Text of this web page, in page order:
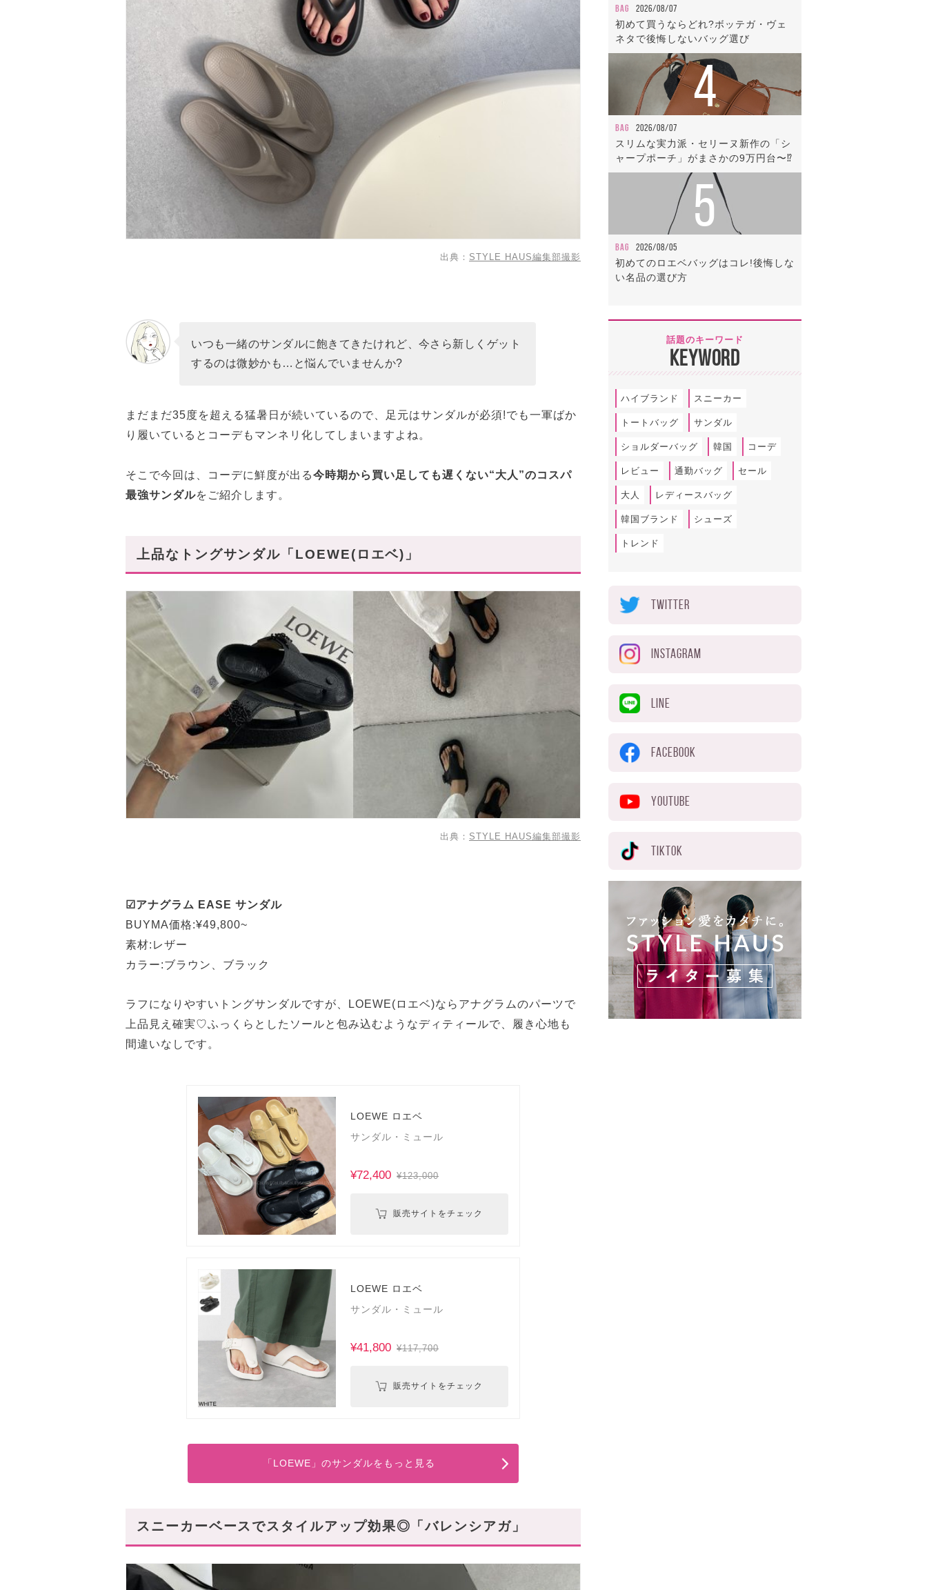
出典： STYLE HAUS編集部撮影
いつも一緒のサンダルに飽きてきたけれど、今さら新しくゲット
するのは微妙かも…と悩んでいませんか?
まだまだ35度を超える猛暑日が続いているので、足元はサンダルが必須!でも一軍ばか
り履いているとコーデもマンネリ化してしまいますよね。
そこで今回は、コーデに鮮度が出る今時期から買い足しても遅くない“大人”のコスパ
最強サンダルをご紹介します。
上品なトングサンダル「LOEWE(ロエベ)」
出典： STYLE HAUS編集部撮影
☑アナグラム EASE サンダル
BUYMA価格:¥49,800~
素材:レザー
カラー:ブラウン、ブラック
ラフになりやすいトングサンダルですが、LOEWE(ロエベ)ならアナグラムのパーツで
上品見え確実♡ふっくらとしたソールと包み込むようなディティールで、履き心地も
間違いなしです。
LOEWE ロエベ
サンダル・ミュール
¥72,400 ¥123,000
販売サイトをチェック
LOEWE ロエベ
サンダル・ミュール
¥41,800 ¥117,700
販売サイトをチェック
「LOEWE」のサンダルをもっと見る
スニーカーベースでスタイルアップ効果◎「バレンシアガ」
BAG 2026/08/07
初めて買うならどれ?ボッテガ・ヴェ
ネタで後悔しないバッグ選び
4
BAG 2026/08/07
スリムな実力派・セリーヌ新作の「シ
ャープポーチ」がまさかの9万円台〜⁉
5
BAG 2026/08/05
初めてのロエベバッグはコレ!後悔しな
い名品の選び方
話題のキーワード
KEYWORD
ハイブランド スニーカー
トートバッグ サンダル
ショルダーバッグ 韓国 コーデ
レビュー 通勤バッグ セール
大人 レディースバッグ
韓国ブランド シューズ
トレンド
TWITTER
INSTAGRAM
LINE
FACEBOOK
YOUTUBE
TIKTOK